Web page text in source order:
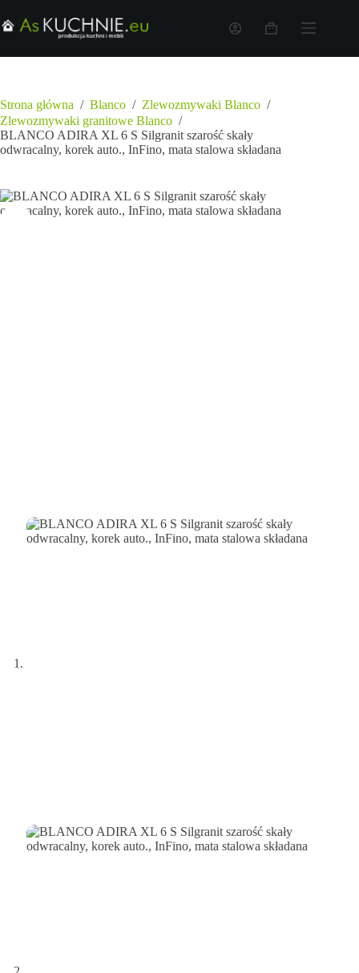
InFino, mata stalowa
składana
Strona główna / Blanco / Zlewozmywaki Blanco /
Zlewozmywaki granitowe Blanco /
BLANCO ADIRA XL 6 S Silgranit szarość skały
odwracalny, korek auto., InFino, mata stalowa składana